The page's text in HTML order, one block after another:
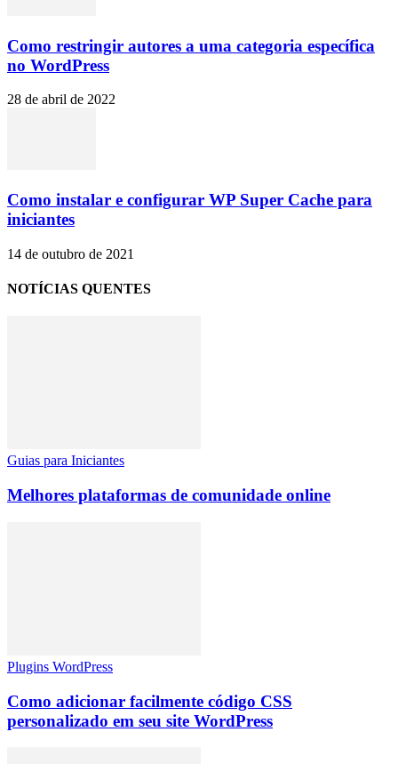
Como restringir autores a uma categoria específica
no WordPress
28 de abril de 2022
Como instalar e configurar WP Super Cache para
iniciantes
14 de outubro de 2021
NOTÍCIAS QUENTES
Guias para Iniciantes
Melhores plataformas de comunidade online
Plugins WordPress
Como adicionar facilmente código CSS
personalizado em seu site WordPress